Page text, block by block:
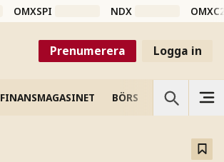
OMXSPI NDX
Prenumerera Logga in
FINANSMAGASINET BÖRS VETENSKAP